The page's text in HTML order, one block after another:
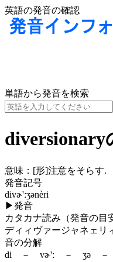
英語の発音の確認
単語から発音を検索
diversionary
意味： [形]注意をそらす.
発音記号
divɚ'ːʒənèri
▶発音
カタカナ読み（発音の目
ディィヴァージャネェリ
音の分解
di － vɚ'ː － ʒə